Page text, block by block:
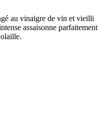
au vinaigre de vin et vieilli
assaisonne parfaitement